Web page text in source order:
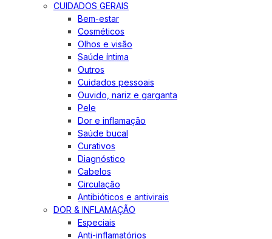
CUIDADOS GERAIS
Bem-estar
Cosméticos
Olhos e visão
Saúde íntima
Outros
Cuidados pessoais
Ouvido, nariz e garganta
Pele
Dor e inflamação
Saúde bucal
Curativos
Diagnóstico
Cabelos
Circulação
Antibióticos e antivirais
DOR & INFLAMAÇÃO
Especiais
Anti-inflamatórios